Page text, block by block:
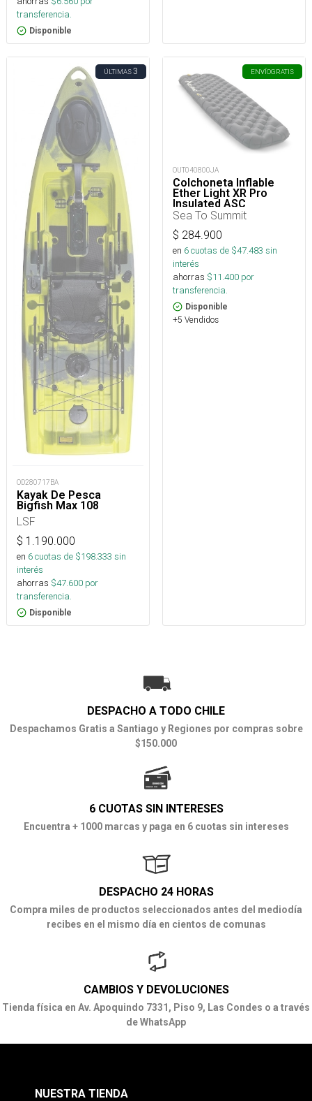
transferencia.
Disponible
ÚLTIMAS3
OD280717BA
Kayak De Pesca
Bigfish Max 108
LSF
$ 1.190.000
en 6cuotas de $198.333 sin
interés
ahorras $47.600 por
transferencia.
Disponible
ENVÍOGRATIS
OUT040800JA
Colchoneta Inflable
Ether Light XR Pro
Insulated ASC
Rect.Reg.Wide
Sea To Summit
$ 284.900
en 6cuotas de $47.483 sin
interés
ahorras $11.400 por
transferencia.
Disponible
+5 Vendidos
DESPACHO A TODO CHILE
Despachamos Gratis a Santiago y Regiones por compras sobre
$150.000
6 CUOTAS SIN INTERESES
Encuentra + 1000 marcas y paga en 6 cuotas sin intereses
DESPACHO 24 HORAS
Compra miles de productos seleccionados antes del mediodía
recibes en el mismo día en cientos de comunas
CAMBIOS Y DEVOLUCIONES
Tienda física en Av. Apoquindo 7331, Piso 9, Las Condes o a través
de WhatsApp
NUESTRA TIENDA